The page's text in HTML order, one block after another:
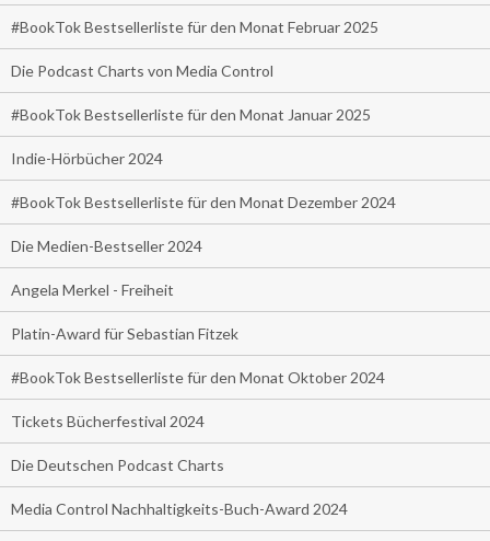
#BookTok Bestsellerliste für den Monat Februar 2025
Die Podcast Charts von Media Control
#BookTok Bestsellerliste für den Monat Januar 2025
Indie-Hörbücher 2024
#BookTok Bestsellerliste für den Monat Dezember 2024
Die Medien-Bestseller 2024
Angela Merkel - Freiheit
Platin-Award für Sebastian Fitzek
#BookTok Bestsellerliste für den Monat Oktober 2024
Tickets Bücherfestival 2024
Die Deutschen Podcast Charts
Media Control Nachhaltigkeits-Buch-Award 2024